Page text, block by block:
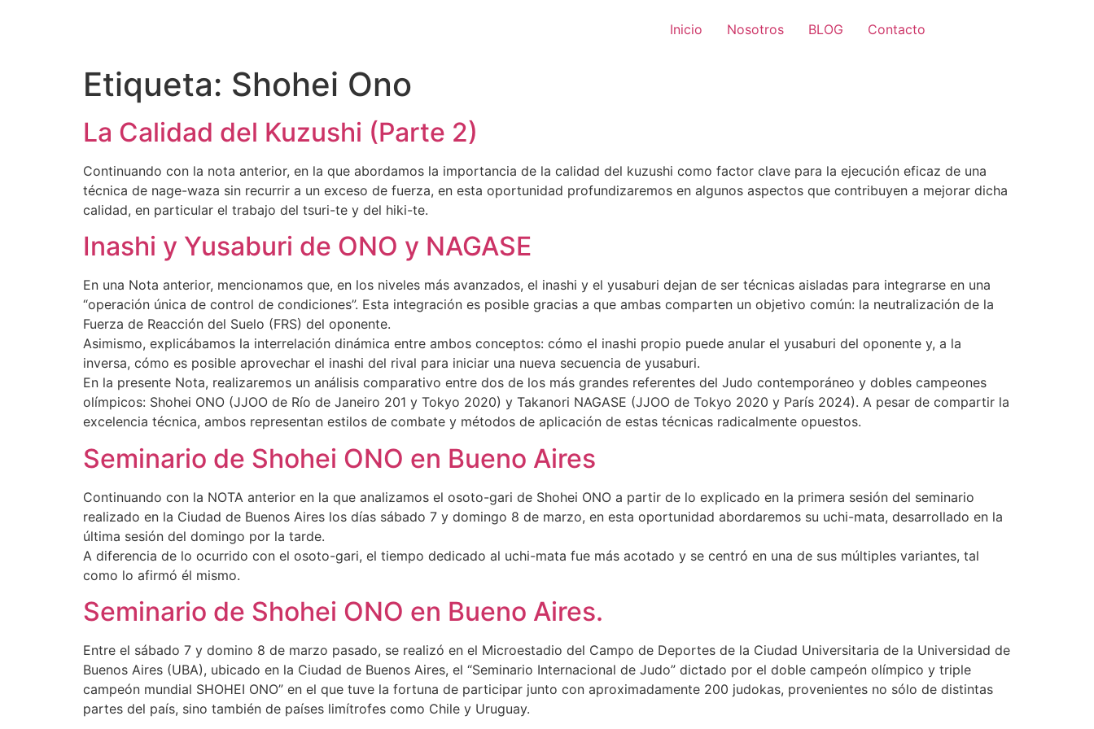
Inicio Nosotros BLOG Contacto
Etiqueta: Shohei Ono
La Calidad del Kuzushi (Parte 2)
Continuando con la nota anterior, en la que abordamos la importancia de la calidad del kuzushi como factor clave para la ejecución eficaz de una
técnica de nage-waza sin recurrir a un exceso de fuerza, en esta oportunidad profundizaremos en algunos aspectos que contribuyen a mejorar dicha
calidad, en particular el trabajo del tsuri-te y del hiki-te.
Inashi y Yusaburi de ONO y NAGASE
En una Nota anterior, mencionamos que, en los niveles más avanzados, el inashi y el yusaburi dejan de ser técnicas aisladas para integrarse en una
“operación única de control de condiciones”. Esta integración es posible gracias a que ambas comparten un objetivo común: la neutralización de la
Fuerza de Reacción del Suelo (FRS) del oponente.
Asimismo, explicábamos la interrelación dinámica entre ambos conceptos: cómo el inashi propio puede anular el yusaburi del oponente y, a la
inversa, cómo es posible aprovechar el inashi del rival para iniciar una nueva secuencia de yusaburi.
En la presente Nota, realizaremos un análisis comparativo entre dos de los más grandes referentes del Judo contemporáneo y dobles campeones
olímpicos: Shohei ONO (JJOO de Río de Janeiro 201 y Tokyo 2020) y Takanori NAGASE (JJOO de Tokyo 2020 y París 2024). A pesar de compartir la
excelencia técnica, ambos representan estilos de combate y métodos de aplicación de estas técnicas radicalmente opuestos.
Seminario de Shohei ONO en Bueno Aires
Continuando con la NOTA anterior en la que analizamos el osoto-gari de Shohei ONO a partir de lo explicado en la primera sesión del seminario
realizado en la Ciudad de Buenos Aires los días sábado 7 y domingo 8 de marzo, en esta oportunidad abordaremos su uchi-mata, desarrollado en la
última sesión del domingo por la tarde.
A diferencia de lo ocurrido con el osoto-gari, el tiempo dedicado al uchi-mata fue más acotado y se centró en una de sus múltiples variantes, tal
como lo afirmó él mismo.
Seminario de Shohei ONO en Bueno Aires.
Entre el sábado 7 y domino 8 de marzo pasado, se realizó en el Microestadio del Campo de Deportes de la Ciudad Universitaria de la Universidad de
Buenos Aires (UBA), ubicado en la Ciudad de Buenos Aires, el “Seminario Internacional de Judo” dictado por el doble campeón olímpico y triple
campeón mundial SHOHEI ONO” en el que tuve la fortuna de participar junto con aproximadamente 200 judokas, provenientes no sólo de distintas
partes del país, sino también de países limítrofes como Chile y Uruguay.